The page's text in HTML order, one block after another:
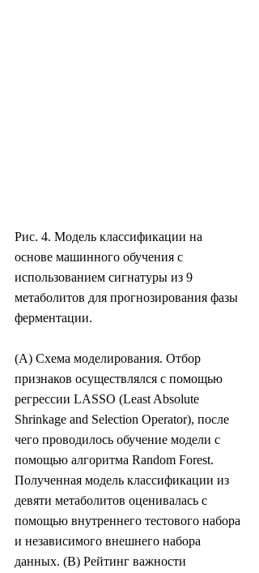
Рис. 4. Модель классификации на
основе машинного обучения с
использованием сигнатуры из 9
метаболитов для прогнозирования фазы
ферментации.
(A) Схема моделирования. Отбор
признаков осуществлялся с помощью
регрессии LASSO (Least Absolute
Shrinkage and Selection Operator), после
чего проводилось обучение модели с
помощью алгоритма Random Forest.
Полученная модель классификации из
девяти метаболитов оценивалась с
помощью внутреннего тестового набора
и независимого внешнего набора
данных. (B) Рейтинг важности